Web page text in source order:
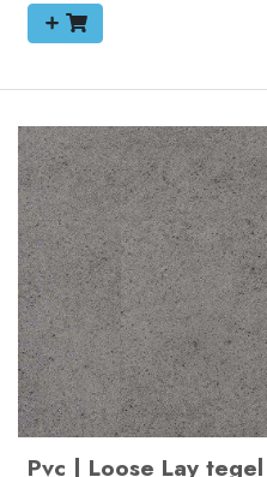
Pvc | Loose Lay tegel